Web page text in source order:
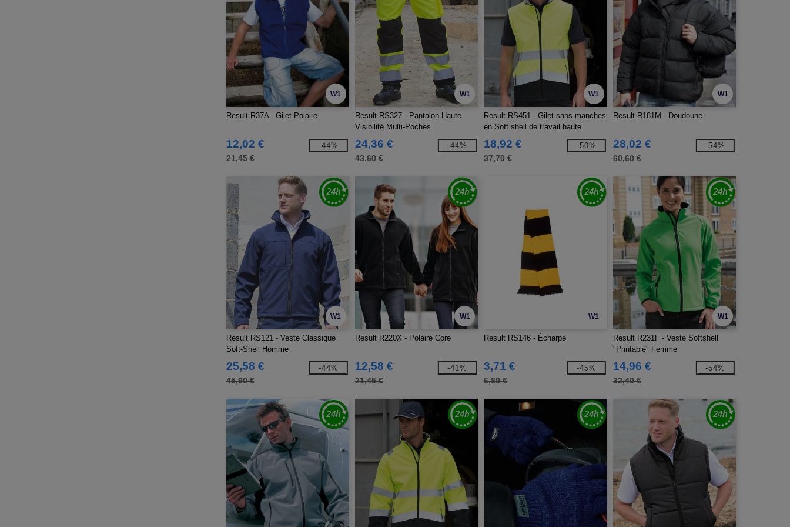
W1
Result R37A - Gilet Polaire
12,02 €
21,45 €
-44%
W1
Result RS327 - Pantalon Haute
Visibilité Multi-Poches
24,36 €
43,60 €
-44%
W1
Result RS451 - Gilet sans manches
en Soft shell de travail haute
visibilité
18,92 €
37,70 €
-50%
W1
Result R181M - Doudoune
28,02 €
60,60 €
-54%
W1
Result RS121 - Veste Classique
Soft-Shell Homme
25,58 €
45,90 €
-44%
W1
Result R220X - Polaire Core
12,58 €
21,45 €
-41%
W1
Result RS146 - Écharpe
3,71 €
6,80 €
-45%
W1
Result R231F - Veste Softshell
"Printable" Femme
14,96 €
32,40 €
-54%